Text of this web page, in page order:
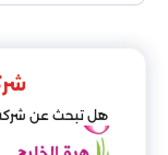
هل تبحث عن